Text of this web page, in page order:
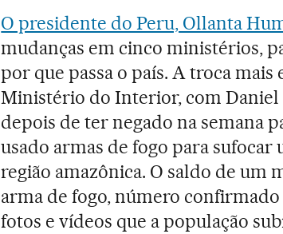
O presidente do Peru, Ollanta
mudanças em cinco ministérios,
por que passa o país. A troca mais
Ministério do Interior, com
depois de ter negado na semana
usado armas de fogo para
região amazônica. O saldo de um
arma de fogo, número confirmado
fotos e vídeos que a população